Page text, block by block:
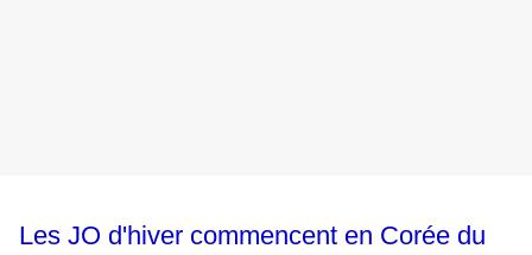
Les JO d'hiver commencent en Corée du